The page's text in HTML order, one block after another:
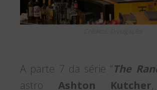
A parte 7 da série “The
astro Ashton Kutcher